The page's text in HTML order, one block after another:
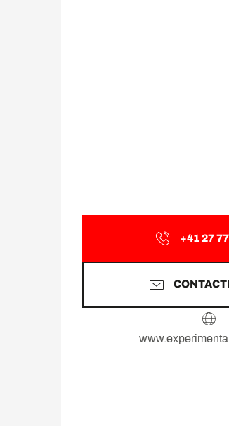
+41 27